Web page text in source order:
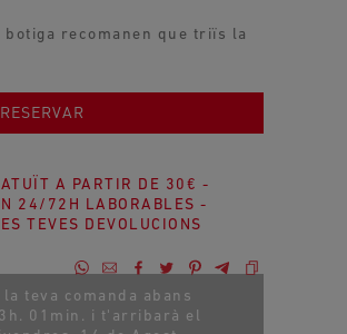
recomanen que triïs la
A LA COMPRA
RESERVAR
A PARTIR DE 30€ -
24/72H LABORABLES -
TEVES DEVOLUCIONS
la teva comanda abans
01min. i t'arribarà el